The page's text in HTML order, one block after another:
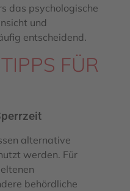
das psychologische
und
entscheidend.
FÜR
alternative
werden. Für
behördliche